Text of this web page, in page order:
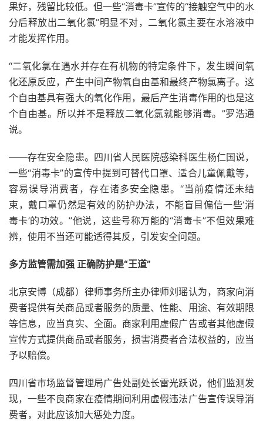
果好，残留比较低。但一些“消毒卡”宣传的“接触空气中的水
分后释放出二氧化氯”明显不对，二氧化氯主要在水溶液中
才能发挥作用。
“二氧化氯在遇水并存在有机物的特定条件下，发生瞬间氧
化还原反应，产生中间产物氧自由基和最终产物氯离子。这
个自由基具有强大的氧化作用，最后产生消毒作用的也是这
个自由基。所以并不是释放二氧化氯就能够消毒。”罗浩通
说。
——存在安全隐患。四川省人民医院感染科医生杨仁国说，
一些“消毒卡”的宣传中提到可替代口罩、适合儿童佩戴等，
容易误导消费者，存在诸多安全隐患。“当前疫情还未结
束，戴口罩仍然是有效的防护办法，不能盲目偏信一些‘消
毒卡’的功效。”他说，这些号称万能的“消毒卡”不但效果难
辨，使用不当还可能适得其反，引发安全问题。
多方监管需加强 正确防护是“王道”
北京安博（成都）律师事务所主办律师刘瑶认为，商家向消
费者提供有关商品或者服务的质量、性能、用途、有效期限
等信息，应当真实、全面。商家利用虚假广告或者其他虚假
宣传方式提供商品或者服务，损害消费者合法权益的，应当
予以赔偿。
四川省市场监督管理局广告处副处长雷光跃说，他们监测发
现，一些不良商家在疫情期间利用虚假违法广告宣传误导消
费者，对此应该加大惩处力度。